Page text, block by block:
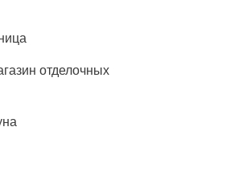
отделочных